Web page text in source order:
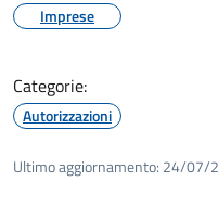
Imprese
Categorie:
Autorizzazioni
Ultimo aggiornamento: 24/07/